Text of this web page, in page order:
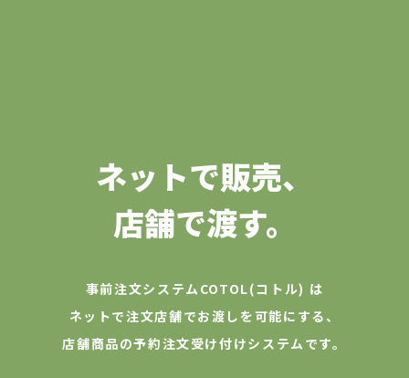
ネットで販売、
店舗で渡す。
事前注文システムCOTOL(コトル) は
ネットで注文店舗でお渡しを可能にする、
店舗商品の予約注文受け付けシステムです。